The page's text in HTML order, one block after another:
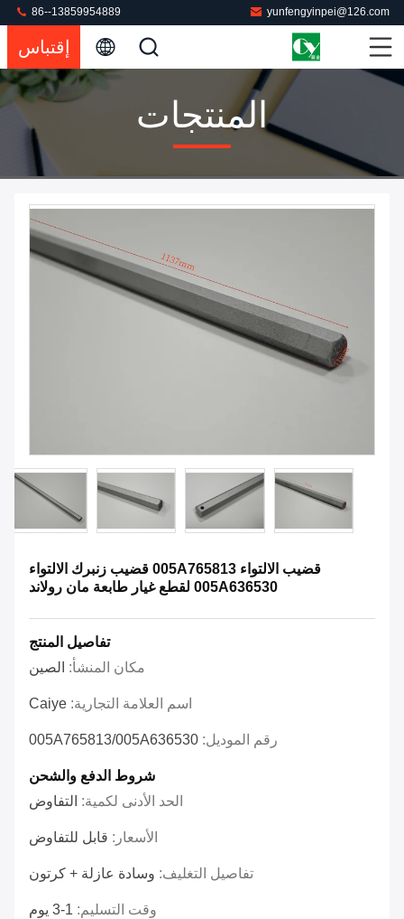
yunfengyinpei@126.com
86--13859954889
إقتباس
المنتجات
قضيب الالتواء 005A765813 قضيب زنبرك الالتواء
005A636530 لقطع غيار طابعة مان رولاند
تفاصيل المنتج
مكان المنشأ: الصين
اسم العلامة التجارية: Caiye
رقم الموديل: 005A765813/005A636530
شروط الدفع والشحن
الحد الأدنى لكمية: التفاوض
الأسعار: قابل للتفاوض
تفاصيل التغليف: وسادة عازلة + كرتون
وقت التسليم: 1-3 يوم